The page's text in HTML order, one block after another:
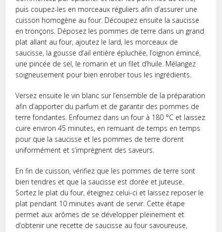
puis coupez-les en morceaux réguliers afin d’assurer une
cuisson homogène au four. Découpez ensuite la saucisse
en tronçons. Déposez les pommes de terre dans un grand
plat allant au four, ajoutez le lard, les morceaux de
saucisse, la gousse d’ail entière épluchée, l’oignon émincé,
une pincée de sel, le romarin et un filet d’huile. Mélangez
soigneusement pour bien enrober tous les ingrédients.
Versez ensuite le vin blanc sur l’ensemble de la préparation
afin d’apporter du parfum et de garantir des pommes de
terre fondantes. Enfournez dans un four à 180 °C et laissez
cuire environ 45 minutes, en remuant de temps en temps
pour que la saucisse et les pommes de terre dorent
uniformément et s’imprègnent des saveurs.
En fin de cuisson, vérifiez que les pommes de terre sont
bien tendres et que la saucisse est dorée et juteuse.
Sortez le plat du four, éteignez celui-ci et laissez reposer le
plat pendant 10 minutes avant de servir. Cette étape
permet aux arômes de se développer pleinement et
d’obtenir une recette de saucisse au four savoureuse,